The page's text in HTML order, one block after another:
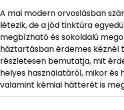
A mai modern orvoslásban
létezik, de a jód tinktúra
megbízható és sokoldalú
háztartásban érdemes kéznél
részletesen bemutatja, mit
helyes használatáról, mikor és
valamint kémiai hátterét is